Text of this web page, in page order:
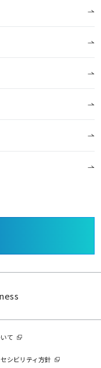
て
シビリティ方針